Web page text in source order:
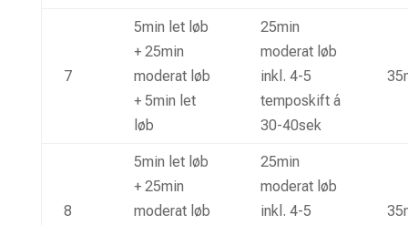
7
5min let løb
+ 25min
moderat løb
+ 5min let
løb
25min
moderat løb
inkl. 4-5
temposkift á
30-40sek
8
5min let løb
+ 25min
moderat løb
25min
moderat løb
inkl. 4-5